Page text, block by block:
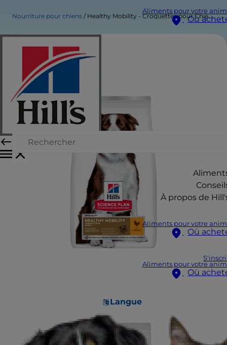
Aliments pour votre
Où
À propos de
Aliments pour votre
Où
Aliments pour votre
Où
Langue
Nourriture pour chiens Healthy Mobility - Croquettes pour Chien Adulte - Moyenne Race